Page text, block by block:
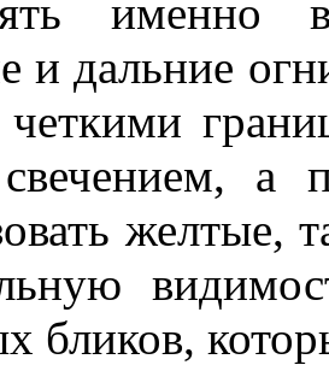
именно
и дальние
четкими
а
желтые,
бликов,